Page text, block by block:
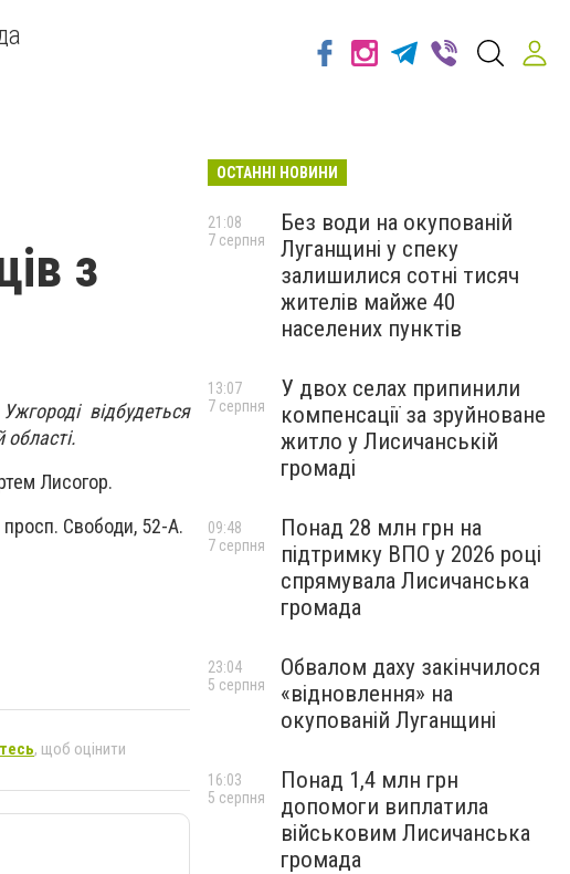
з
відбудеться
Лисогор.
просп. Свободи, 52-А.
, щоб оцінити
ОСТАННІ НОВИНИ
Без води на окупованій
Луганщині у спеку
залишилися сотні тисяч
жителів майже 40
населених пунктів
21:08
7 серпня
У двох селах припинили
компенсації за зруйноване
житло у Лисичанській
громаді
13:07
7 серпня
Понад 28 млн грн на
підтримку ВПО у 2026 році
спрямувала Лисичанська
громада
09:48
7 серпня
Обвалом даху закінчилося
«відновлення» на
окупованій Луганщині
23:04
5 серпня
Понад 1,4 млн грн
допомоги виплатила
військовим Лисичанська
громада
16:03
5 серпня